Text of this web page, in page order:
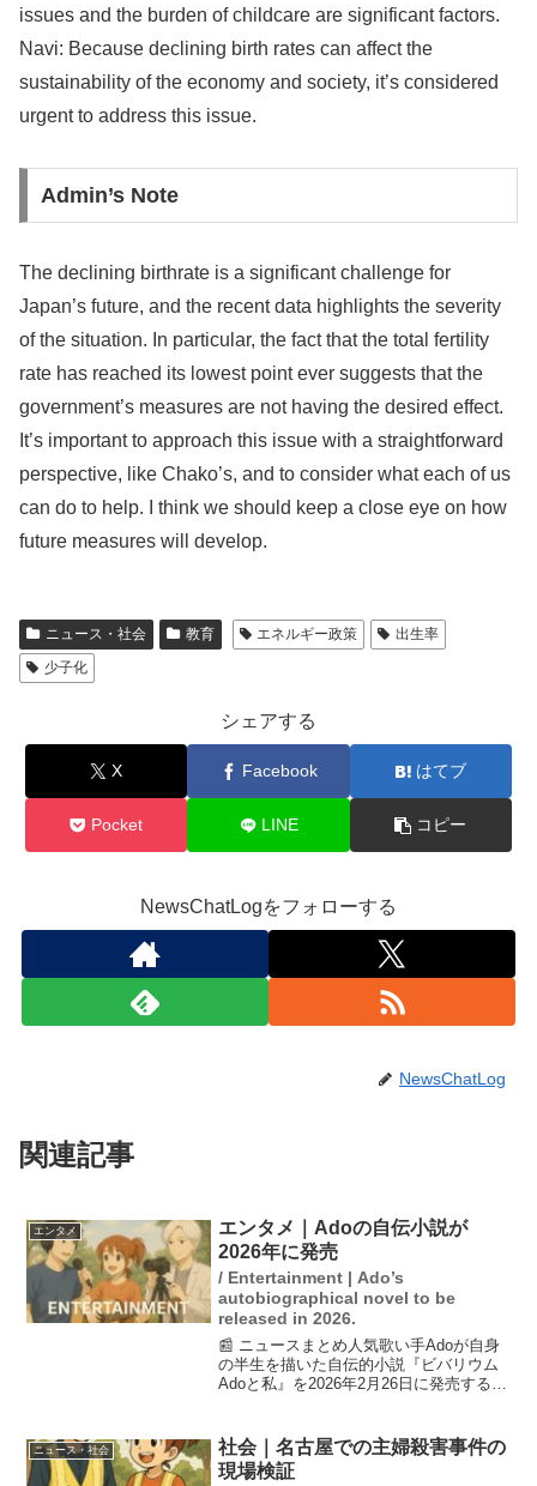
issues and the burden of childcare are significant factors.
Navi: Because declining birth rates can affect the
sustainability of the economy and society, it’s considered
urgent to address this issue.
Admin’s Note
The declining birthrate is a significant challenge for
Japan’s future, and the recent data highlights the severity
of the situation. In particular, the fact that the total fertility
rate has reached its lowest point ever suggests that the
government’s measures are not having the desired effect.
It’s important to approach this issue with a straightforward
perspective, like Chako’s, and to consider what each of us
can do to help. I think we should keep a close eye on how
future measures will develop.
ニュース・社会 教育 エネルギー政策
出生率
少子化
シェアする
X Facebook はてブ
Pocket LINE コピー
NewsChatLogをフォローする
NewsChatLog
関連記事
エンタメ
エンタメ｜Adoの自伝小説が
2026年に発売
/ Entertainment | Ado’s
autobiographical novel to be
released in 2026.
📰 ニュースまとめ人気歌い手Adoが自身
の半生を描いた自伝的小説『ビバリウム
Adoと私』を2026年2月26日に発売するこ
出会いなどを描いています。作家の小松
成美が...
ニュース・社会
社会｜名古屋での主婦殺害事件の
現場検証